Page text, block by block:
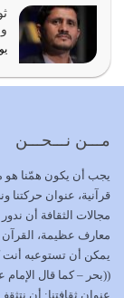
كل زمان…
يوليو 19, 2026
الوظيفة
وَالْمُنْفِقِينَ…
يوليو 17, 2026
الاعتصام بحبل
وبين الله
يوليو 16, 2026
مـــن نـــحـــن
يجب أن يكون همّنا هو
قرآنية، عنوان
مجالات الثقافة أن
معارف عظيمة،
يمكن أن تستوعبه أنت
((بحر – كما قال
عنوان ثقافتنا: أن